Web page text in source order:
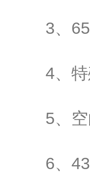
3、
4、特殊
5、空白
6、430